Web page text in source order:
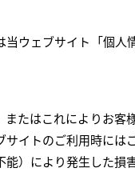
ウェブサイト「個
またはこれによりお
イトのご利用時に
）により発生した損